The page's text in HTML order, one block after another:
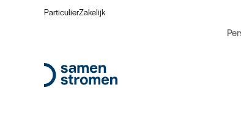
ParticulierZakelijk